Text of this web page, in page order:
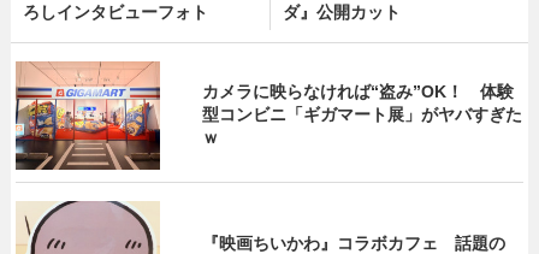
ろしインタビューフォト
ダ』公開カット
カメラに映らなければ“盗み”OK！ 体験
型コンビニ「ギガマート展」がヤバすぎた
ｗ
『映画ちいかわ』コラボカフェ 話題の